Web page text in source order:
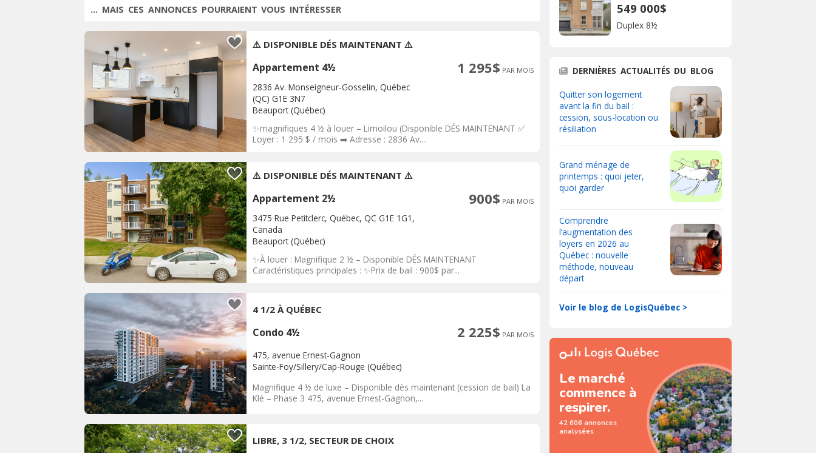
... MAIS CES ANNONCES POURRAIENT VOUS INTÉRESSER
⚠️ DISPONIBLE DÉS MAINTENANT ⚠️
Appartement 4½ 1 295$ PAR MOIS
2836 Av. Monseigneur-Gosselin, Québec
(QC) G1E 3N7
Beauport (Québec)
✨magnifiques 4 ½ à louer – Limoilou (Disponible DÉS MAINTENANT ✅
Loyer : 1 295 $ / mois ➡️ Adresse : 2836 Av....
⚠️ DISPONIBLE DÉS MAINTENANT ⚠️
Appartement 2½ 900$ PAR MOIS
3475 Rue Petitclerc, Québec, QC G1E 1G1,
Canada
Beauport (Québec)
✨À louer : Magnifique 2 ½ – Disponible DÉS MAINTENANT
Caractéristiques principales : ✨Prix de bail : 900$ par...
4 1/2 À QUÉBEC
Condo 4½ 2 225$ PAR MOIS
475, avenue Ernest-Gagnon
Sainte-Foy/Sillery/Cap-Rouge (Québec)
Magnifique 4 ½ de luxe – Disponible dès maintenant (cession de bail) La
Klé – Phase 3 475, avenue Ernest-Gagnon,...
LIBRE, 3 1/2, SECTEUR DE CHOIX
549 000$
Duplex 8½
DERNIÈRES ACTUALITÉS DU BLOG
Quitter son logement
avant la fin du bail :
cession, sous-location ou
résiliation
Grand ménage de
printemps : quoi jeter,
quoi garder
Comprendre
l’augmentation des
loyers en 2026 au
Québec : nouvelle
méthode, nouveau
départ
Voir le blog de LogisQuébec >
Le marché
commence à
respirer.
42 606 annonces
analysées